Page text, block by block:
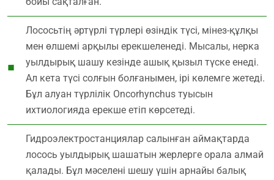
Лососьтің әртүрлі түрлері өзіндік түсі, мінез-құлқы
мен өлшемі арқылы ерекшеленеді. Мысалы, нерка
уылдырық шашу кезінде ашық қызыл түске енеді.
Ал кета түсі солғын болғанымен, ірі көлемге жетеді.
Бұл алуан түрлілік Oncorhynchus туысын
ихтиологияда ерекше етіп көрсетеді.
Гидроэлектростанциялар салынған аймақтарда
лосось уылдырық шашатын жерлерге орала алмай
қалады. Бұл мәселені шешу үшін арнайы балық